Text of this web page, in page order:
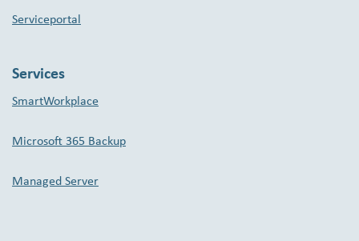
Serviceportal
Services
SmartWorkplace
Microsoft 365 Backup
Managed Server